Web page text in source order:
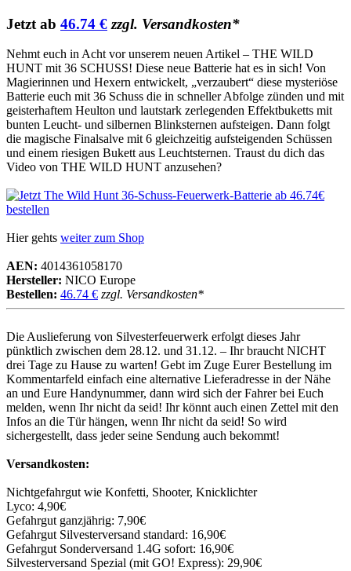
Jetzt ab 46.74 € zzgl. Versandkosten*
Nehmt euch in Acht vor unserem neuen Artikel – THE WILD
HUNT mit 36 SCHUSS! Diese neue Batterie hat es in sich! Von
Magierinnen und Hexern entwickelt, „verzaubert“ diese mysteriöse
Batterie euch mit 36 Schuss die in schneller Abfolge zünden und mit
geisterhaftem Heulton und lautstark zerlegenden Effektbuketts mit
bunten Leucht- und silbernen Blinksternen aufsteigen. Dann folgt
die magische Finalsalve mit 6 gleichzeitig aufsteigenden Schüssen
und einem riesigen Bukett aus Leuchtsternen. Traust du dich das
Video von THE WILD HUNT anzusehen?
Hier gehts weiter zum Shop
AEN: 4014361058170
Hersteller: NICO Europe
Bestellen: 46.74 € zzgl. Versandkosten*
Die Auslieferung von Silvesterfeuerwerk erfolgt dieses Jahr
pünktlich zwischen dem 28.12. und 31.12. – Ihr braucht NICHT
drei Tage zu Hause zu warten! Gebt im Zuge Eurer Bestellung im
Kommentarfeld einfach eine alternative Lieferadresse in der Nähe
an und Eure Handynummer, dann wird sich der Fahrer bei Euch
melden, wenn Ihr nicht da seid! Ihr könnt auch einen Zettel mit den
Infos an die Tür hängen, wenn Ihr nicht da seid! So wird
sichergestellt, dass jeder seine Sendung auch bekommt!
Versandkosten:
Nichtgefahrgut wie Konfetti, Shooter, Knicklichter
Lyco: 4,90€
Gefahrgut ganzjährig: 7,90€
Gefahrgut Silvesterversand standard: 16,90€
Gefahrgut Sonderversand 1.4G sofort: 16,90€
Silvesterversand Spezial (mit GO! Express): 29,90€